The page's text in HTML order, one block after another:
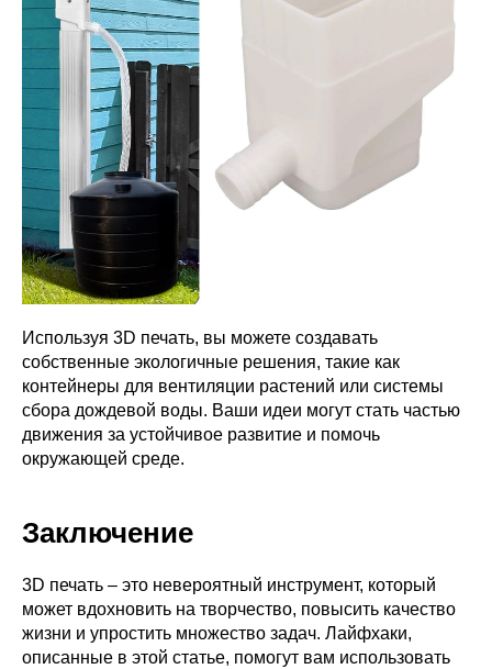
Используя 3D печать, вы можете создавать
собственные экологичные решения, такие как
контейнеры для вентиляции растений или системы
сбора дождевой воды. Ваши идеи могут стать частью
движения за устойчивое развитие и помочь
окружающей среде.
Заключение
3D печать – это невероятный инструмент, который
может вдохновить на творчество, повысить качество
жизни и упростить множество задач. Лайфхаки,
описанные в этой статье, помогут вам использовать